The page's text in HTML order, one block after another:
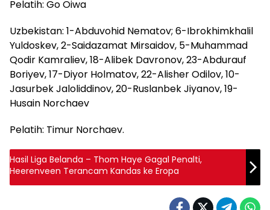
Pelatih: Go Oiwa
Uzbekistan: 1-Abduvohid Nematov; 6-Ibrokhimkhalil
Yuldoskev, 2-Saidazamat Mirsaidov, 5-Muhammad
Qodir Kamraliev, 18-Alibek Davronov, 23-Abdurauf
Boriyev, 17-Diyor Holmatov, 22-Alisher Odilov, 10-
Jasurbek Jaloliddinov, 20-Ruslanbek Jiyanov, 19-
Husain Norchaev
Pelatih: Timur Norchaev.
Hasil Liga Belanda – Thom Haye Gagal Penalti,
Heerenveen Terancam Kandas ke Eropa